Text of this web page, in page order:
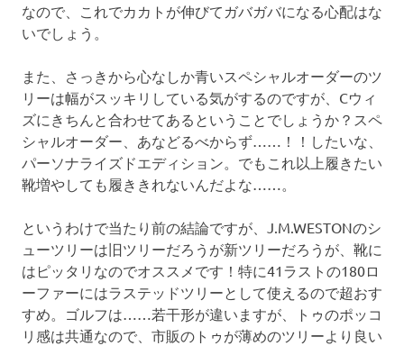
なので、これでカカトが伸びてガバガバになる心配はな
いでしょう。
また、さっきから心なしか青いスペシャルオーダーのツ
リーは幅がスッキリしている気がするのですが、Cウィ
ズにきちんと合わせてあるということでしょうか？スペ
シャルオーダー、あなどるべからず……！！したいな、
パーソナライズドエディション。でもこれ以上履きたい
靴増やしても履ききれないんだよな……。
というわけで当たり前の結論ですが、J.M.WESTONのシ
ューツリーは旧ツリーだろうが新ツリーだろうが、靴に
はピッタリなのでオススメです！特に41ラストの180ロ
ーファーにはラステッドツリーとして使えるので超おす
すめ。ゴルフは……若干形が違いますが、トゥのポッコ
リ感は共通なので、市販のトゥが薄めのツリーより良い